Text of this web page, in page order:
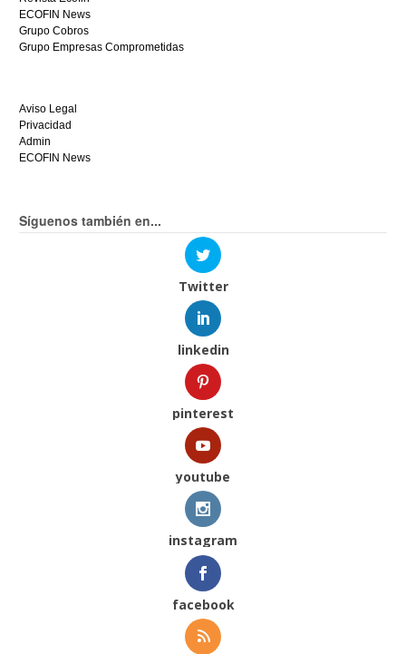
ECOFIN News
Grupo Cobros
Grupo Empresas Comprometidas
Aviso Legal
Privacidad
Admin
ECOFIN News
Síguenos también en...
Twitter
linkedin
pinterest
youtube
instagram
facebook